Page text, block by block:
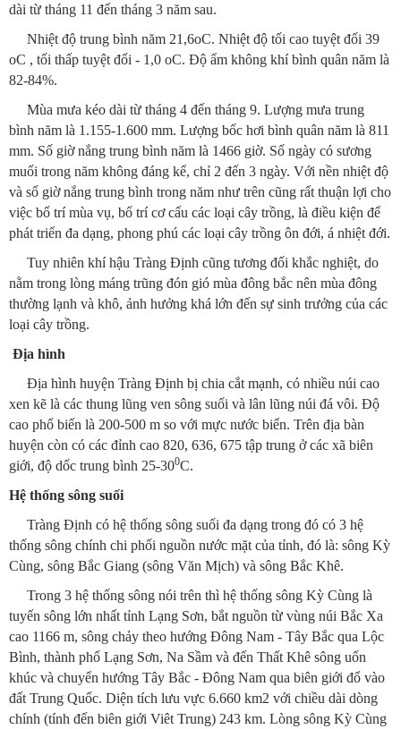
dài từ tháng 11 đến tháng 3 năm sau.
Nhiệt độ trung bình năm 21,6oC. Nhiệt độ tối cao tuyệt đối 39
oC , tối thấp tuyệt đối - 1,0 oC. Độ ẩm không khí bình quân năm là
82-84%.
Mùa mưa kéo dài từ tháng 4 đến tháng 9. Lượng mưa trung
bình năm là 1.155-1.600 mm. Lượng bốc hơi bình quân năm là 811
mm. Số giờ nắng trung bình năm là 1466 giờ. Số ngày có sương
muối trong năm không đáng kể, chỉ 2 đến 3 ngày. Với nền nhiệt độ
và số giờ nắng trung bình trong năm như trên cũng rất thuận lợi cho
việc bố trí mùa vụ, bố trí cơ cấu các loại cây trồng, là điều kiện để
phát triển đa dạng, phong phú các loại cây trồng ôn đới, á nhiệt đới.
Tuy nhiên khí hậu Tràng Định cũng tương đối khắc nghiệt, do
nằm trong lòng máng trũng đón gió mùa đông bắc nên mùa đông
thường lạnh và khô, ảnh hưởng khá lớn đến sự sinh trưởng của các
loại cây trồng.
Địa hình
Địa hình huyện Tràng Định bị chia cắt mạnh, có nhiều núi cao
xen kẽ là các thung lũng ven sông suối và lân lũng núi đá vôi. Độ
cao phổ biến là 200-500 m so với mực nước biển. Trên địa bàn
huyện còn có các đỉnh cao 820, 636, 675 tập trung ở các xã biên
giới, độ dốc trung bình 25-300C.
Hệ thống sông suối
Tràng Định có hệ thống sông suối đa dạng trong đó có 3 hệ
thống sông chính chi phối nguồn nước mặt của tỉnh, đó là: sông Kỳ
Cùng, sông Bắc Giang (sông Văn Mịch) và sông Bắc Khê.
Trong 3 hệ thống sông nói trên thì hệ thống sông Kỳ Cùng là
tuyến sông lớn nhất tỉnh Lạng Sơn, bắt nguồn từ vùng núi Bắc Xa
cao 1166 m, sông chảy theo hướng Đông Nam - Tây Bắc qua Lộc
Bình, thành phố Lạng Sơn, Na Sầm và đến Thất Khê sông uốn
khúc và chuyển hướng Tây Bắc - Đông Nam qua biên giới đổ vào
đất Trung Quốc. Diện tích lưu vực 6.660 km2 với chiều dài dòng
chính (tính đến biên giới Viêt Trung) 243 km. Lòng sông Kỳ Cùng